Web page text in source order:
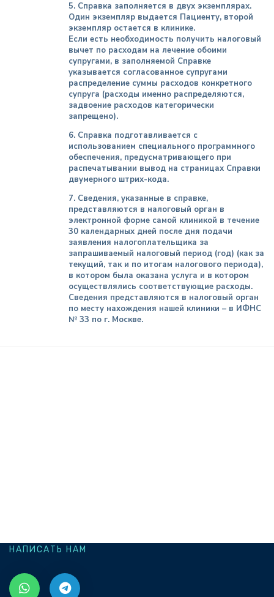
5. Справка заполняется в двух экземплярах.
Один экземпляр выдается Пациенту, второй
экземпляр остается в клинике.
Если есть необходимость получить налоговый
вычет по расходам на лечение обоими
супругами, в заполняемой Справке
указывается согласованное супругами
распределение суммы расходов конкретного
супруга (расходы именно распределяются,
задвоение расходов категорически
запрещено).
6. Справка подготавливается с
использованием специального программного
обеспечения, предусматривающего при
распечатывании вывод на страницах Справки
двумерного штрих-кода.
7. Сведения, указанные в справке,
представляются в налоговый орган в
электронной форме самой клиникой в течение
30 календарных дней после дня подачи
заявления налогоплательщика за
запрашиваемый налоговый период (год) (как за
текущий, так и по итогам налогового периода),
в котором была оказана услуга и в котором
осуществлялись соответствующие расходы.
Сведения представляются в налоговый орган
по месту нахождения нашей клиники – в ИФНС
№ 33 по г. Москве.
НАПИСАТЬ НАМ